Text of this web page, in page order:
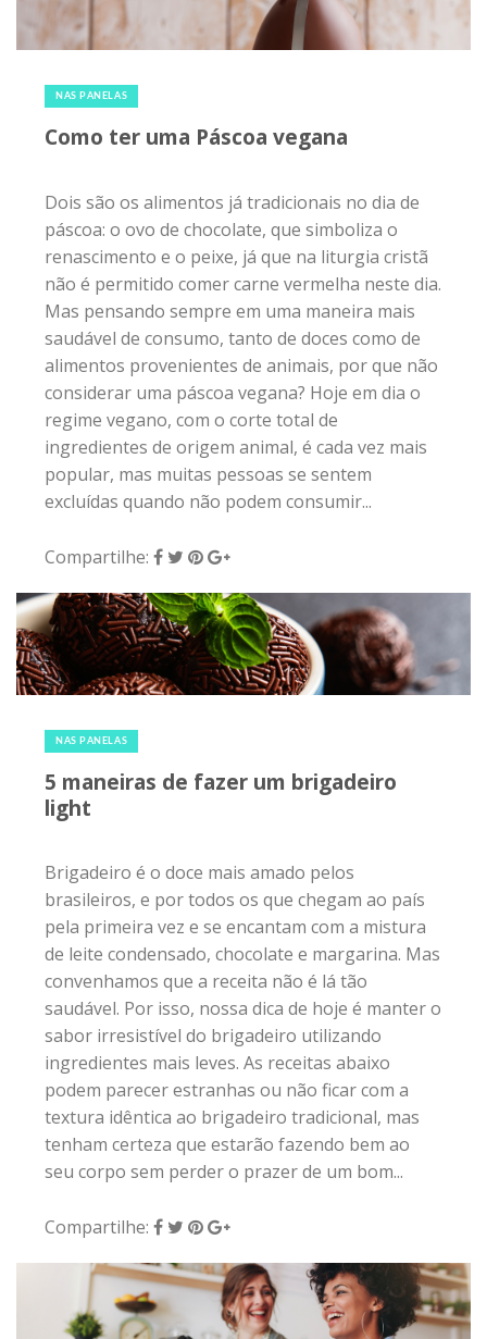
NAS PANELAS
Como ter uma Páscoa vegana
Dois são os alimentos já tradicionais no dia de
páscoa: o ovo de chocolate, que simboliza o
renascimento e o peixe, já que na liturgia cristã
não é permitido comer carne vermelha neste dia.
Mas pensando sempre em uma maneira mais
saudável de consumo, tanto de doces como de
alimentos provenientes de animais, por que não
considerar uma páscoa vegana? Hoje em dia o
regime vegano, com o corte total de
ingredientes de origem animal, é cada vez mais
popular, mas muitas pessoas se sentem
excluídas quando não podem consumir...
Compartilhe:
NAS PANELAS
5 maneiras de fazer um brigadeiro
light
Brigadeiro é o doce mais amado pelos
brasileiros, e por todos os que chegam ao país
pela primeira vez e se encantam com a mistura
de leite condensado, chocolate e margarina. Mas
convenhamos que a receita não é lá tão
saudável. Por isso, nossa dica de hoje é manter o
sabor irresistível do brigadeiro utilizando
ingredientes mais leves. As receitas abaixo
podem parecer estranhas ou não ficar com a
textura idêntica ao brigadeiro tradicional, mas
tenham certeza que estarão fazendo bem ao
seu corpo sem perder o prazer de um bom...
Compartilhe: